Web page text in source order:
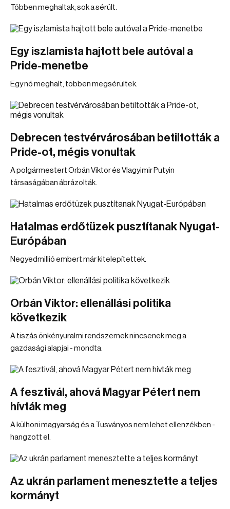
Többen meghaltak; sok a sérült.
Egy iszlamista hajtott bele autóval a
Pride-menetbe
Egy nő meghalt, többen megsérültek.
Debrecen testvérvárosában betiltották a
Pride-ot, mégis vonultak
A polgármestert Orbán Viktor és Vlagyimir Putyin
társaságában ábrázolták.
Hatalmas erdőtüzek pusztítanak Nyugat-
Európában
Negyedmillió embert már kitelepítettek.
Orbán Viktor: ellenállási politika
következik
A tiszás önkényuralmi rendszernek nincsenek meg a
gazdasági alapjai - mondta.
A fesztivál, ahová Magyar Pétert nem
hívták meg
A külhoni magyarság és a Tusványos nem lehet ellenzékben -
hangzott el.
Az ukrán parlament menesztette a teljes
kormányt